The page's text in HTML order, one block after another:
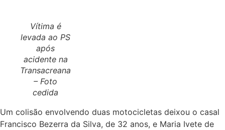
Vítima é
levada ao PS
após
acidente na
Transacreana
– Foto
cedida
Um colisão envolvendo duas motocicletas deixou o casal
Francisco Bezerra da Silva, de 32 anos, e Maria Ivete de